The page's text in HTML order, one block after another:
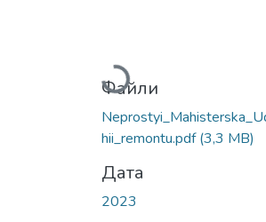
Вантажиться...
Файли
hii_remontu.pdf(3,3 MB)
Дата
2023